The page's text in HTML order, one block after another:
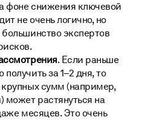
фоне снижения ключевой
не очень логично, но
экспертов
. Если раньше
за 1–2 дня, то
крупных сумм (например,
растянуться на
месяцев. Это очень